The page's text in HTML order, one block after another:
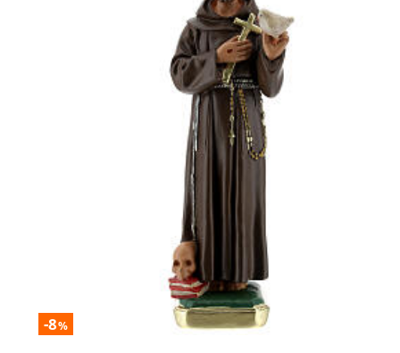
-8%